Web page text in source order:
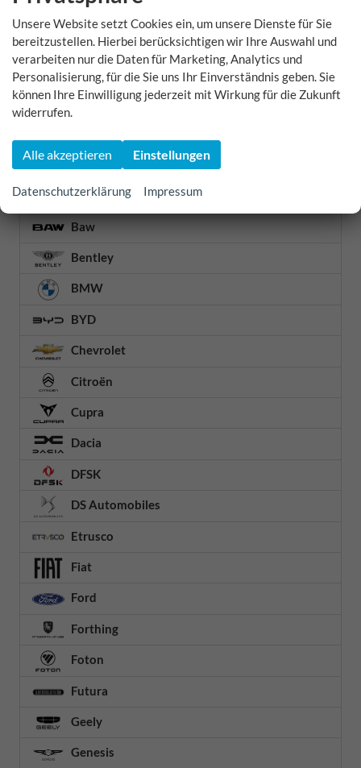
Fahrzeugnr.
Abarth
Alfa Romeo
Audi
Baic
Baw
Bentley
BMW
BYD
Chevrolet
Citroën
Cupra
Dacia
DFSK
DS Automobiles
Etrusco
Fiat
Ford
Forthing
Foton
Futura
Geely
Genesis
Unsere Website setzt Cookies ein, um unsere Dienste für Sie
bereitzustellen. Hierbei berücksichtigen wir Ihre Auswahl und
verarbeiten nur die Daten für Marketing, Analytics und
Personalisierung, für die Sie uns Ihr Einverständnis geben. Sie
können Ihre Einwilligung jederzeit mit Wirkung für die Zukunft
widerrufen.
Alle akzeptieren Einstellungen
Datenschutzerklärung Impressum